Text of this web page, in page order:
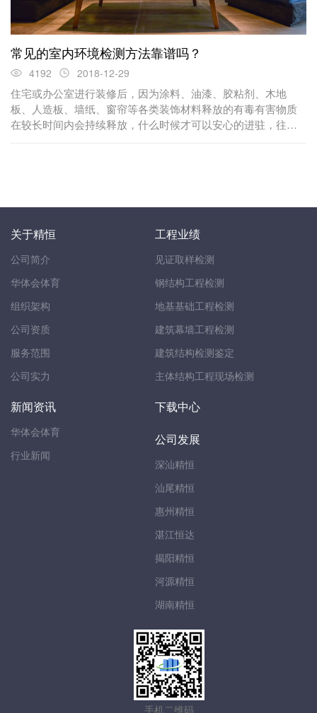
常见的室内环境检测方法靠谱吗？
4192 2018-12-29
住宅或办公室进行装修后，因为涂料、油漆、胶粘剂、木地
板、人造板、墙纸、窗帘等各类装饰材料释放的有毒有害物质
在较长时间内会持续释放，什么时候才可以安心的进驻，往往
关于精恒
公司简介
华体会体育
组织架构
公司资质
服务范围
公司实力
工程业绩
见证取样检测
钢结构工程检测
地基基础工程检测
建筑幕墙工程检测
建筑结构检测鉴定
主体结构工程现场检测
新闻资讯
华体会体育
行业新闻
下载中心
公司发展
深汕精恒
汕尾精恒
惠州精恒
湛江恒达
揭阳精恒
河源精恒
湖南精恒
手机二维码